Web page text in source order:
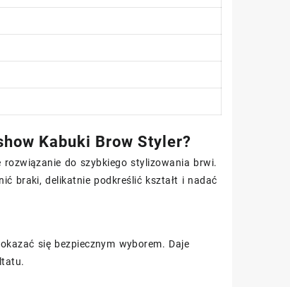
Kabuki Brow Styler?
do szybkiego stylizowania brwi.
braki, delikatnie podkreślić kształt i nadać
się bezpiecznym wyborem. Daje